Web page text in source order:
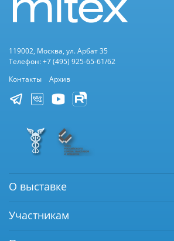
119002, Москва, ул. Арбат 35
Телефон: +7 (495) 925-65-61/62
Контакты
Архив
О выставке
Участникам